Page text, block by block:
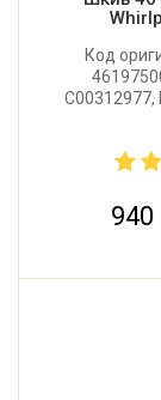
Код
C00312977,
шкив для
940